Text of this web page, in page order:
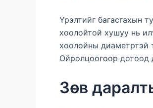
Үрэлтийг багасгахын
хоолойтой хушуу нь
хоолойны диаметртэй
Ойролцоогоор дотоод
Зөв